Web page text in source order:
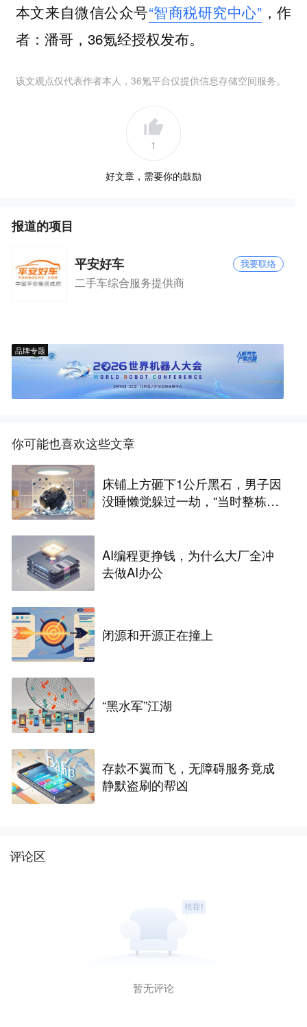
本文来自微信公众号“智商税研究中心” ，作
者：潘哥，36氪经授权发布。
该文观点仅代表作者本人，36氪平台仅提供信息存储空间服务。
1
好文章，需要你的鼓励
报道的项目
平安好车 我要联络
二手车综合服务提供商
品牌专题
你可能也喜欢这些文章
床铺上方砸下1公斤黑石，男子因
没睡懒觉躲过一劫，“当时整栋房
AI编程更挣钱，为什么大厂全冲
去做AI办公
闭源和开源正在撞上
“黑水军”江湖
存款不翼而飞，无障碍服务竟成
静默盗刷的帮凶
评论区
暂无评论